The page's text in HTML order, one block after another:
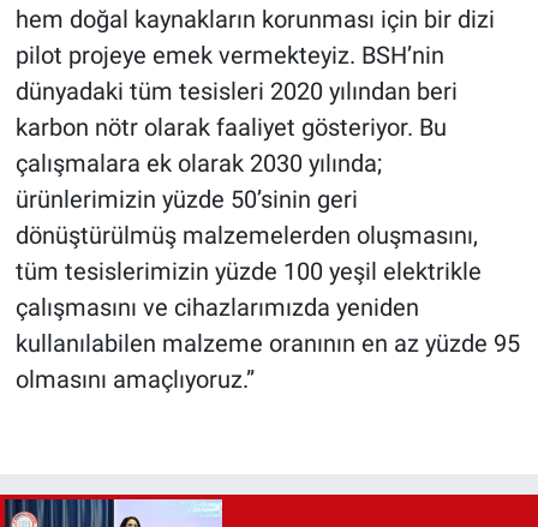
hem doğal kaynakların korunması için bir dizi
pilot projeye emek vermekteyiz. BSH’nin
dünyadaki tüm tesisleri 2020 yılından beri
karbon nötr olarak faaliyet gösteriyor. Bu
çalışmalara ek olarak 2030 yılında;
ürünlerimizin yüzde 50’sinin geri
dönüştürülmüş malzemelerden oluşmasını,
tüm tesislerimizin yüzde 100 yeşil elektrikle
çalışmasını ve cihazlarımızda yeniden
kullanılabilen malzeme oranının en az yüzde 95
olmasını amaçlıyoruz.”